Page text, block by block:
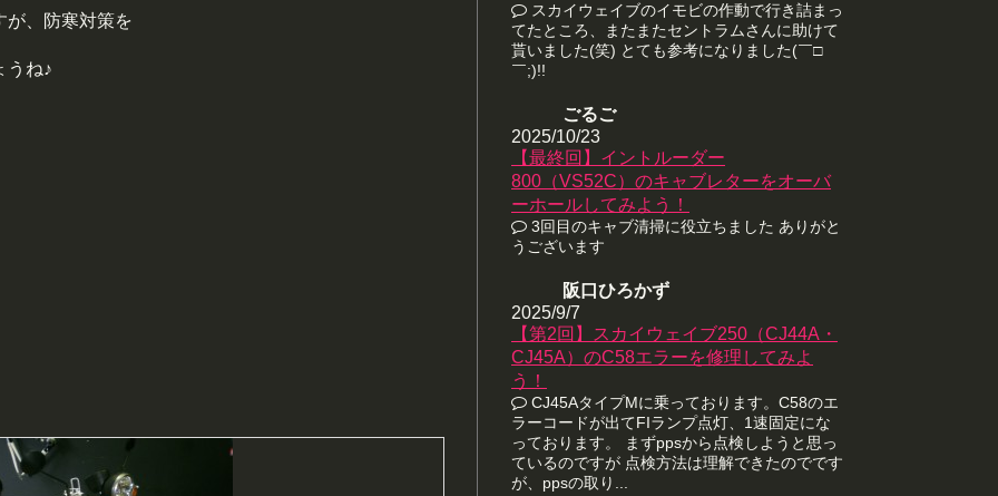
が、防寒対策を
うね♪
スカイウェイブのイモビの作動で行き詰まっ
てたところ、またまたセントラムさんに助けて
貰いました(笑) とても参考になりました(￣□
￣;)!!
ごるご
2025/10/23
【最終回】イントルーダー
800（VS52C）のキャブレターをオーバ
ーホールしてみよう！
3回目のキャブ清掃に役立ちました ありがと
うございます
阪口ひろかず
2025/9/7
【第2回】スカイウェイブ250（CJ44A・
CJ45A）のC58エラーを修理してみよ
う！
CJ45AタイプMに乗っております。C58のエ
ラーコードが出てFIランプ点灯、1速固定にな
っております。 まずppsから点検しようと思っ
ているのですが 点検方法は理解できたのでです
が、ppsの取り...